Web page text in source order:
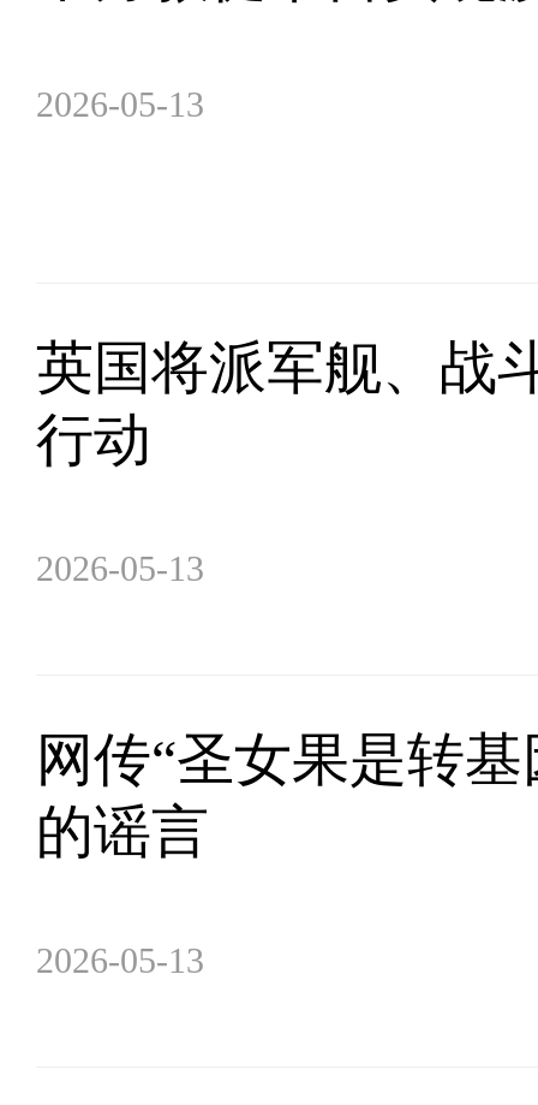
2026-05-13
英国将派军舰、战
行动
2026-05-13
网传“圣女果是转
的谣言
2026-05-13